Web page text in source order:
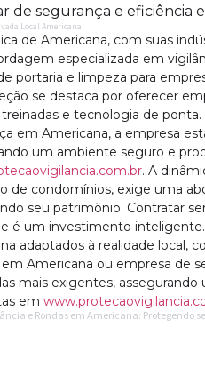
de segurança e eficiência
Local Americana
de Americana, com suas
especializada em
portaria e limpeza para
se destaca por oferecer
e tecnologia de
em Americana, a empresa
um ambiente seguro e
. A
de condomínios, exige uma
seu patrimônio. Contratar
é um investimento
adaptados à realidade local,
Americana ou empresa de
mais exigentes,
em
e Rondas em Americana: Protegendo